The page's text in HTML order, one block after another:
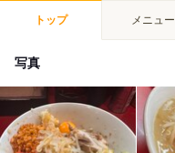
トップ メニュー
写真